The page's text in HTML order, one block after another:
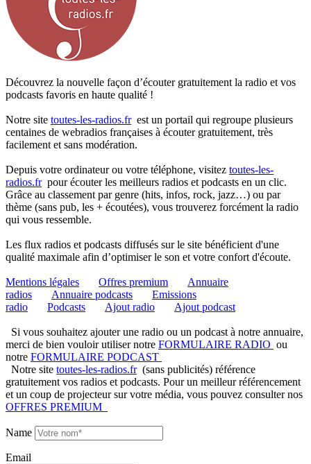
Découvrez la nouvelle façon d’écouter gratuitement la radio et vos
podcasts favoris en haute qualité !
Notre site toutes-les-radios.frest un portail qui regroupe plusieurs
centaines de webradios françaises à écouter gratuitement, très
facilement et sans modération.
Depuis votre ordinateur ou votre téléphone, visitez toutes-les-
radios.frpour écouter les meilleurs radios et podcasts en un clic.
Grâce au classement par genre (hits, infos, rock, jazz…) ou par
thème (sans pub, les + écoutées), vous trouverez forcément la radio
qui vous ressemble.
Les flux radios et podcasts diffusés sur le site bénéficient d'une
qualité maximale afin d’optimiser le son et votre confort d'écoute.
Mentions légales Offres premium
Annuaire
radios
Annuaire podcasts
Emissions
radio
Podcasts Ajout radio Ajout podcast
Si vous souhaitez ajouter une radio ou un podcast à notre annuaire,
merci de bien vouloir utiliser notre FORMULAIRE RADIO ou
notre FORMULAIRE PODCAST
Notre site toutes-les-radios.fr(sans publicités) référence
gratuitement vos radios et podcasts. Pour un meilleur référencement
et un coup de projecteur sur votre média, vous pouvez consulter nos
OFFRES PREMIUM
Name
Email